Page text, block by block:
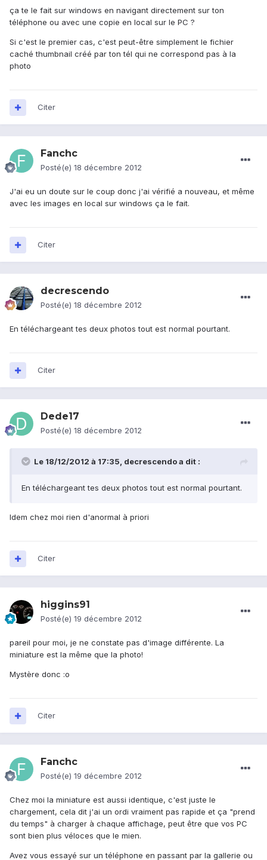
ça te le fait sur windows en navigant directement sur ton
téléphone ou avec une copie en local sur le PC ?
Si c'est le premier cas, c'est peut-être simplement le fichier
caché thumbnail créé par ton tél qui ne correspond pas à la
photo
Citer
Fanchc
Posté(e) 18 décembre 2012
J'ai eu un doute sur le coup donc j'ai vérifié a nouveau, et même
avec les images en local sur windows ça le fait.
Citer
decrescendo
Posté(e) 18 décembre 2012
En téléchargeant tes deux photos tout est normal pourtant.
Citer
Dede17
Posté(e) 18 décembre 2012
Le 18/12/2012 à 17:35, decrescendo a dit :
En téléchargeant tes deux photos tout est normal pourtant.
Idem chez moi rien d'anormal à priori
Citer
higgins91
Posté(e) 19 décembre 2012
pareil pour moi, je ne constate pas d'image différente. La
miniature est la même que la photo!
Mystère donc :o
Citer
Fanchc
Posté(e) 19 décembre 2012
Chez moi la miniature est aussi identique, c'est juste le
chargement, cela dit j'ai un ordi vraiment pas rapide et ça "prend
du temps" à charger à chaque affichage, peut être que vos PC
sont bien plus véloces que le mien.
Avez vous essayé sur un téléphone en passant par la gallerie ou